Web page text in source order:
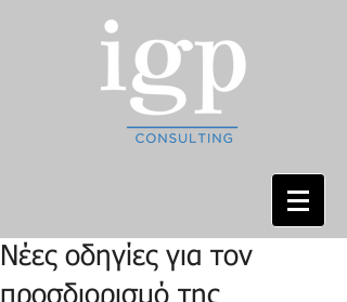
Νέες οδηγίες για τον